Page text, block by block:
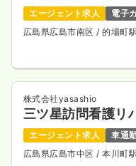
エージェント求人
電子
広島県広島市南区/ 的場町
株式会社yasashio
三ツ星訪問看護リ
エージェント求人
車通
広島県広島市中区/ 本川町